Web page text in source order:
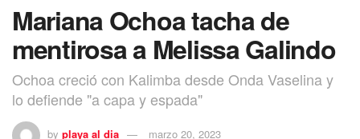
Mariana Ochoa tacha de
mentirosa a Melissa Galindo
Ochoa creció con Kalimba desde Onda Vaselina y
lo defiende "a capa y espada"
by playa al dia marzo 20, 2023